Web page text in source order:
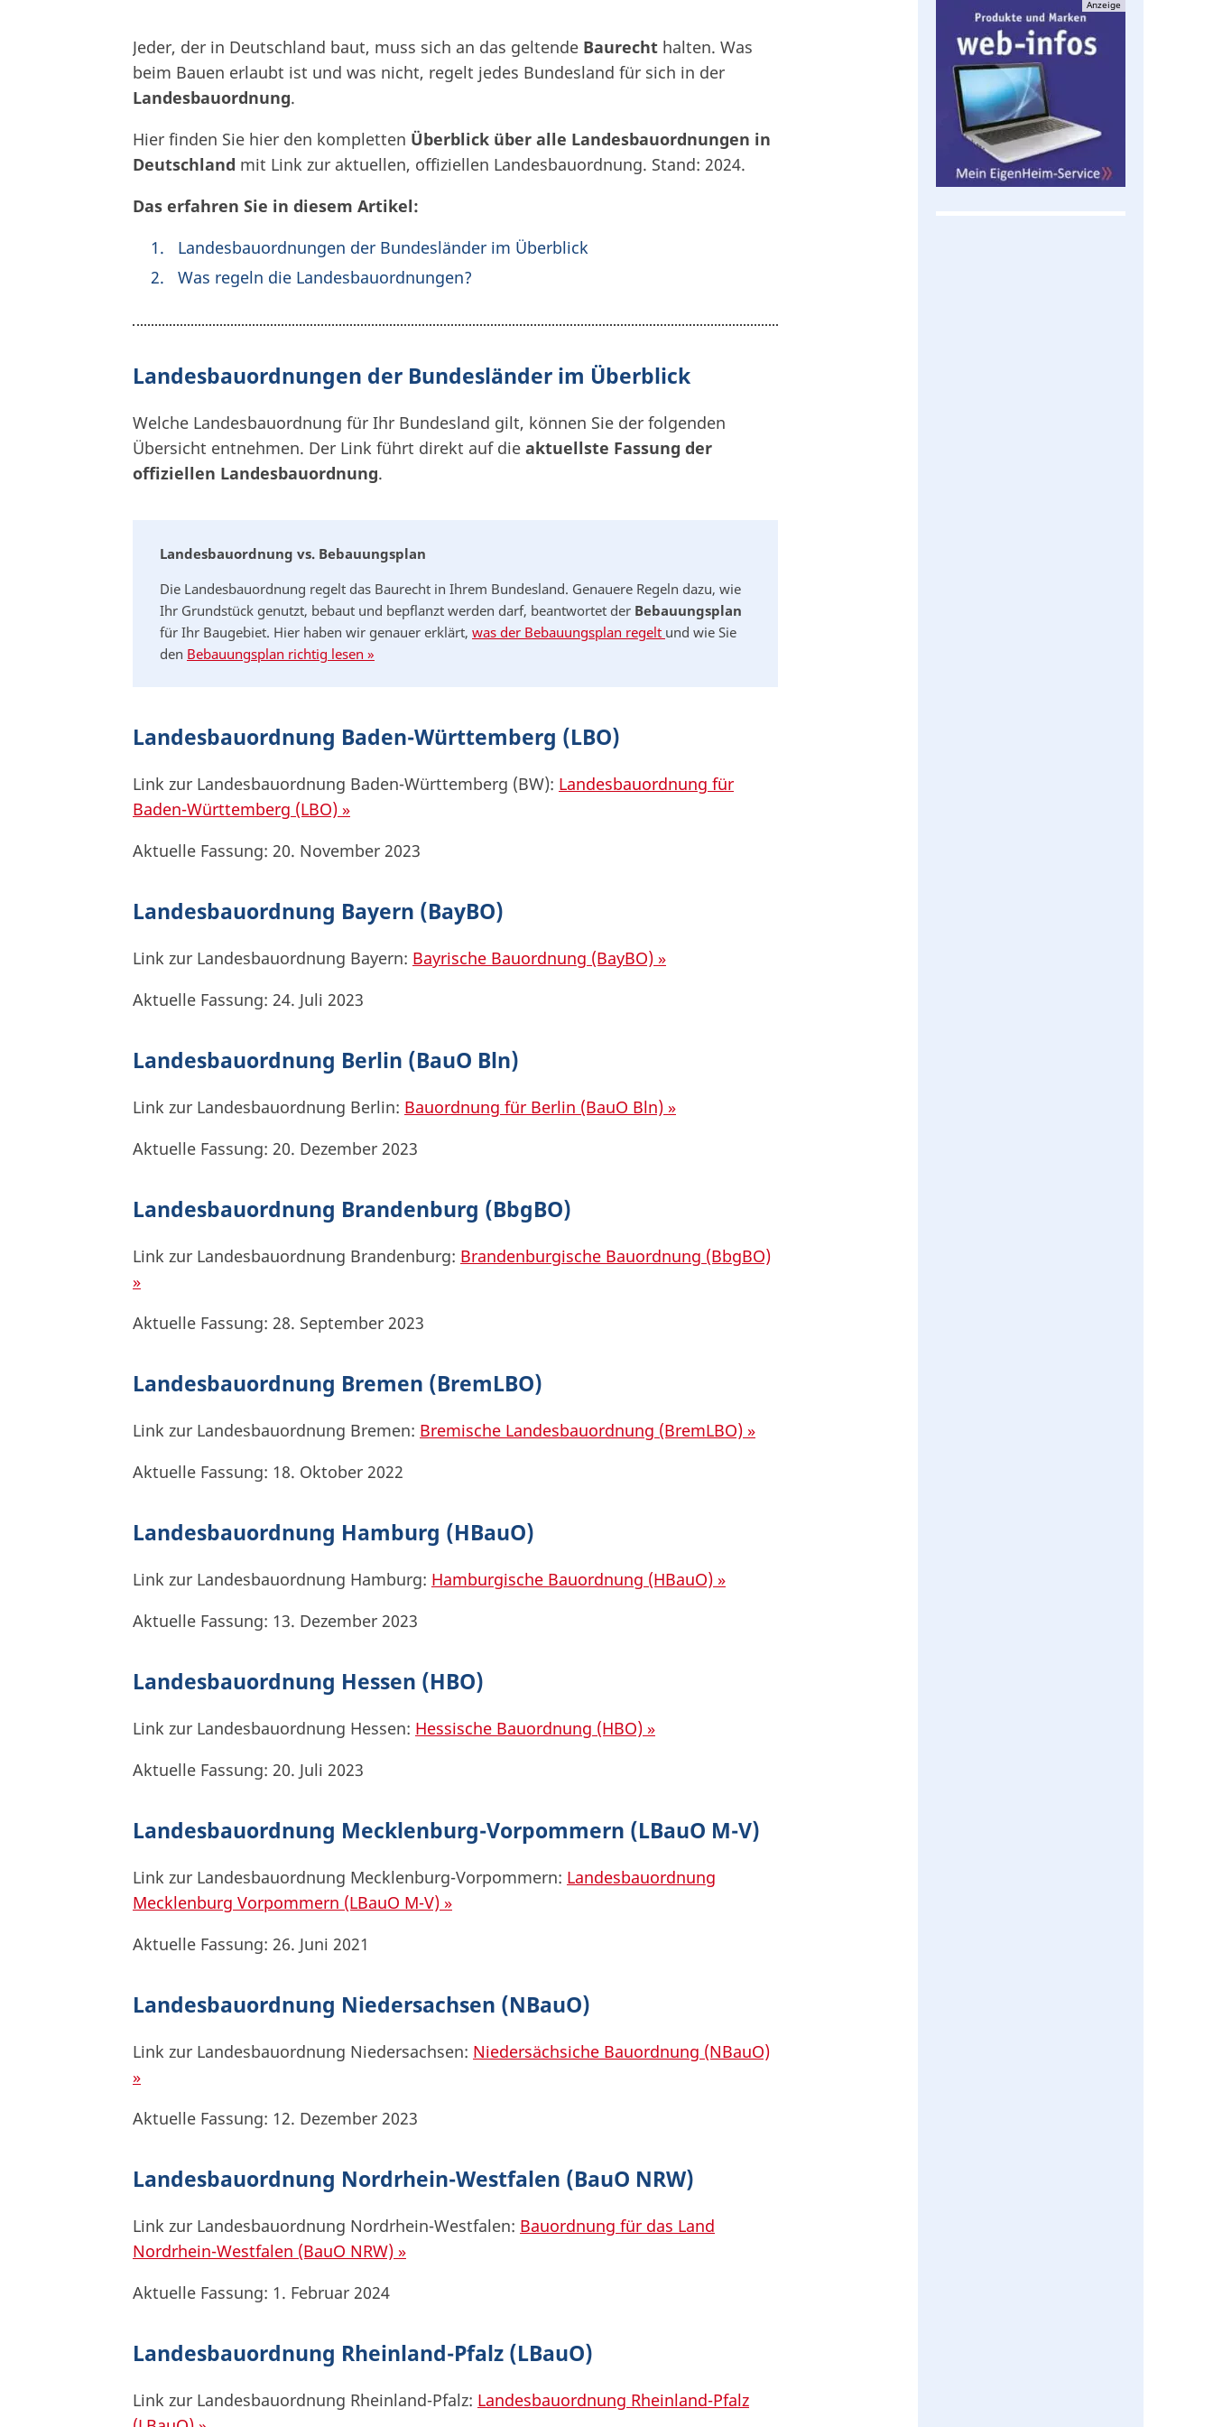
Jeder, der in Deutschland baut, muss sich an das geltende Baurecht halten. Was
beim Bauen erlaubt ist und was nicht, regelt jedes Bundesland für sich in der
Landesbauordnung.
Hier finden Sie hier den kompletten Überblick über alle Landesbauordnungen in
Deutschland mit Link zur aktuellen, offiziellen Landesbauordnung. Stand: 2024.
Das erfahren Sie in diesem Artikel:
Landesbauordnungen der Bundesländer im Überblick
Was regeln die Landesbauordnungen?
Landesbauordnungen der Bundesländer im Überblick
Welche Landesbauordnung für Ihr Bundesland gilt, können Sie der folgenden
Übersicht entnehmen. Der Link führt direkt auf die aktuellste Fassung der
offiziellen Landesbauordnung.
Landesbauordnung vs. Bebauungsplan
Die Landesbauordnung regelt das Baurecht in Ihrem Bundesland. Genauere Regeln dazu, wie
Ihr Grundstück genutzt, bebaut und bepflanzt werden darf, beantwortet der Bebauungsplan
für Ihr Baugebiet. Hier haben wir genauer erklärt, was der Bebauungsplan regelt und wie Sie
den Bebauungsplan richtig lesen »
Landesbauordnung Baden-Württemberg (LBO)
Link zur Landesbauordnung Baden-Württemberg (BW): Landesbauordnung für
Baden-Württemberg (LBO) »
Aktuelle Fassung: 20. November 2023
Landesbauordnung Bayern (BayBO)
Link zur Landesbauordnung Bayern: Bayrische Bauordnung (BayBO) »
Aktuelle Fassung: 24. Juli 2023
Landesbauordnung Berlin (BauO Bln)
Link zur Landesbauordnung Berlin: Bauordnung für Berlin (BauO Bln) »
Aktuelle Fassung: 20. Dezember 2023
Landesbauordnung Brandenburg (BbgBO)
Link zur Landesbauordnung Brandenburg: Brandenburgische Bauordnung (BbgBO)
»
Aktuelle Fassung: 28. September 2023
Landesbauordnung Bremen (BremLBO)
Link zur Landesbauordnung Bremen: Bremische Landesbauordnung (BremLBO) »
Aktuelle Fassung: 18. Oktober 2022
Landesbauordnung Hamburg (HBauO)
Link zur Landesbauordnung Hamburg: Hamburgische Bauordnung (HBauO) »
Aktuelle Fassung: 13. Dezember 2023
Landesbauordnung Hessen (HBO)
Link zur Landesbauordnung Hessen: Hessische Bauordnung (HBO) »
Aktuelle Fassung: 20. Juli 2023
Landesbauordnung Mecklenburg-Vorpommern (LBauO M-V)
Link zur Landesbauordnung Mecklenburg-Vorpommern: Landesbauordnung
Mecklenburg Vorpommern (LBauO M-V) »
Aktuelle Fassung: 26. Juni 2021
Landesbauordnung Niedersachsen (NBauO)
Link zur Landesbauordnung Niedersachsen: Niedersächsiche Bauordnung (NBauO)
»
Aktuelle Fassung: 12. Dezember 2023
Landesbauordnung Nordrhein-Westfalen (BauO NRW)
Link zur Landesbauordnung Nordrhein-Westfalen: Bauordnung für das Land
Nordrhein-Westfalen (BauO NRW) »
Aktuelle Fassung: 1. Februar 2024
Landesbauordnung Rheinland-Pfalz (LBauO)
Link zur Landesbauordnung Rheinland-Pfalz: Landesbauordnung Rheinland-Pfalz
Anzeige